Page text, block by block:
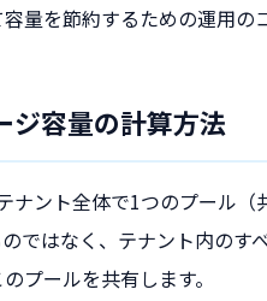
量を節約するための運用の
容量の計算方法
ント全体で1つのプール（
ではなく、テナント内のす
プールを共有します。